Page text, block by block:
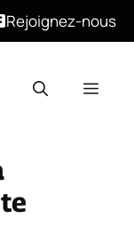
Rejoignez-nous